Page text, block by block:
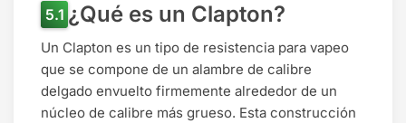
¿Qué es un Clapton?
Un Clapton es un tipo de resistencia para vapeo
que se compone de un alambre de calibre
delgado envuelto firmemente alrededor de un
núcleo de calibre más grueso. Esta construcción